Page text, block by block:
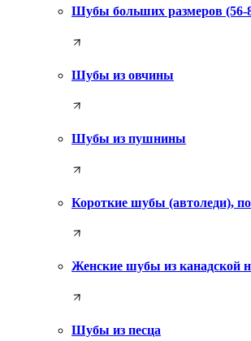
Шубы больших размеров (56-
Шубы из овчины
Шубы из пушнины
Короткие шубы (автоледи),
Женские шубы из канадской
Шубы из песца